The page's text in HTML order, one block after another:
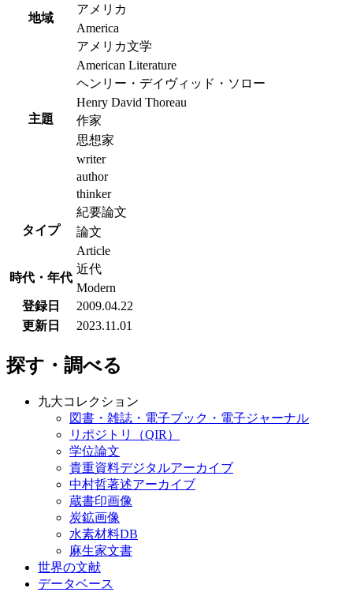
地域
アメリカ
America
主題
アメリカ文学
American Literature
ヘンリー・デイヴィッド・ソロー
Henry David Thoreau
作家
思想家
writer
author
thinker
タイプ
紀要論文
論文
Article
時代・年代
近代
Modern
登録日
2009.04.22
更新日
2023.11.01
探す・調べる
九大コレクション
図書・雑誌・電子ブック・電子ジャーナル
リポジトリ（QIR）
学位論文
貴重資料デジタルアーカイブ
中村哲著述アーカイブ
蔵書印画像
炭鉱画像
水素材料DB
麻生家文書
世界の文献
データベース